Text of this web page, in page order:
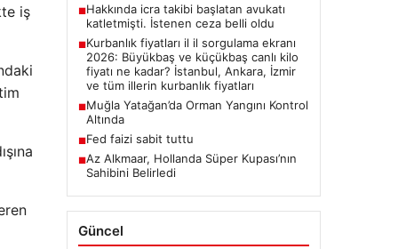
iş
■Hakkında icra takibi başlatan avukatı
katletmişti. İstenen ceza belli oldu
■Kurbanlık fiyatları il il sorgulama ekranı
2026: Büyükbaş ve küçükbaş canlı kilo
fiyatı ne kadar? İstanbul, Ankara, İzmir
ve tüm illerin kurbanlık fiyatları
■Muğla Yatağan’da Orman Yangını Kontrol
Altında
■Fed faizi sabit tuttu
■Az Alkmaar, Hollanda Süper Kupası’nın
Sahibini Belirledi
Güncel